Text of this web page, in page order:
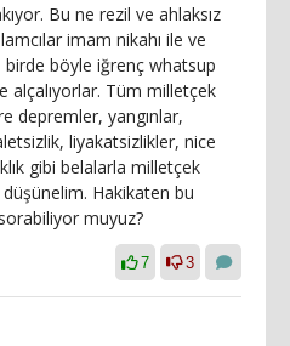
Bu ne rezil ve ahlaksız
imam nikahı ile ve
böyle iğrenç whatsup
alçalıyorlar. Tüm milletçek
depremler, yangınlar,
liyakatsizlikler, nice
gibi belalarla milletçek
Hakikaten bu
muyuz?
7 3